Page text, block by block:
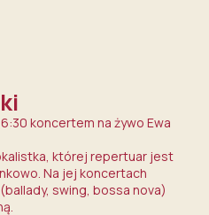
koncertem na żywo Ewa
której repertuar jest
Na jej koncertach
swing, bossa nova)